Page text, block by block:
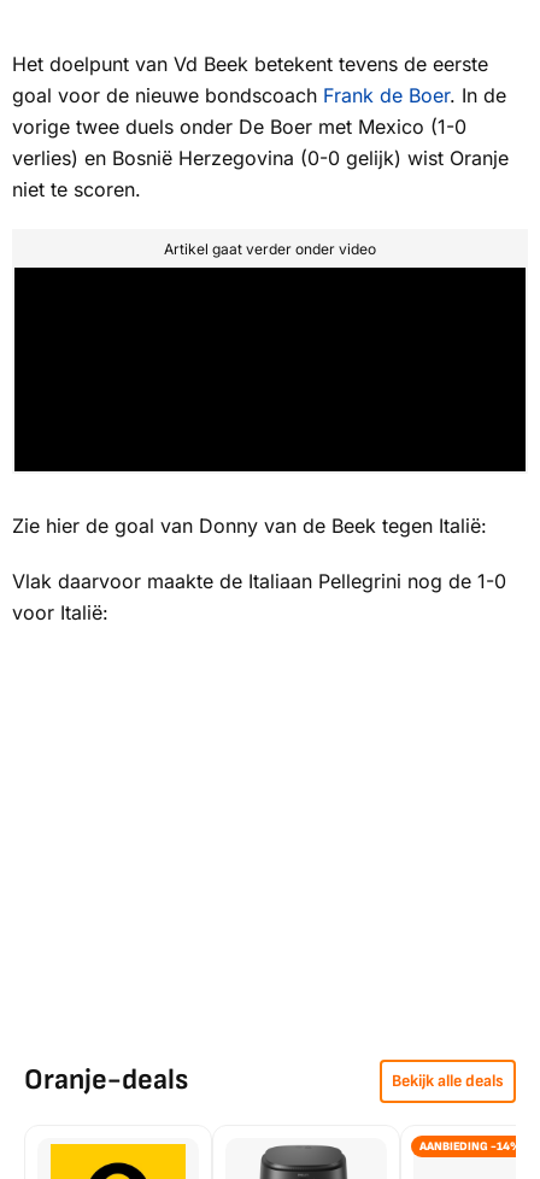
Het doelpunt van Vd Beek betekent tevens de eerste
goal voor de nieuwe bondscoach Frank de Boer. In de
vorige twee duels onder De Boer met Mexico (1-0
verlies) en Bosnië Herzegovina (0-0 gelijk) wist Oranje
niet te scoren.
Artikel gaat verder onder video
Zie hier de goal van Donny van de Beek tegen Italië:
Vlak daarvoor maakte de Italiaan Pellegrini nog de 1-0
voor Italië:
Oranje-deals Bekijk alle deals
AANBIEDING -14%